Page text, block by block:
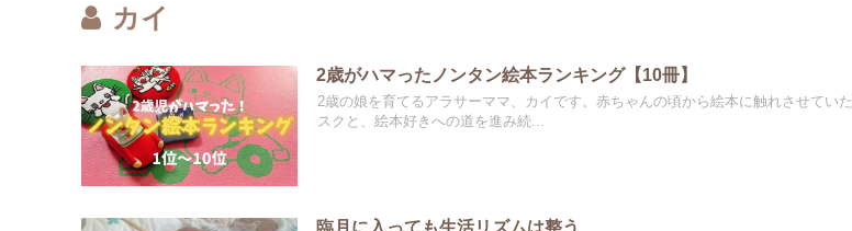
カイ
2歳がハマったノンタン絵本ランキング【10冊】
2歳の娘を育てるアラサーママ、カイです。赤ちゃんの頃から絵本に触れさせてい
スクと、絵本好きへの道を進み続...
臨月に入っても生活リズムは整う